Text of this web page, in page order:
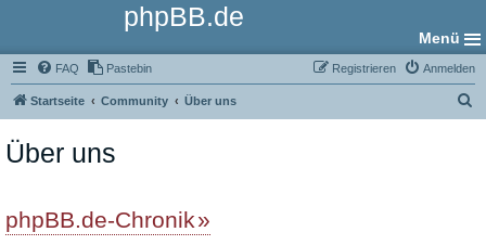
phpBB.de
Menü
FAQ Pastebin Anmelden
Registrieren
Startseite Community Über uns
Über uns
phpBB.de-Chronik